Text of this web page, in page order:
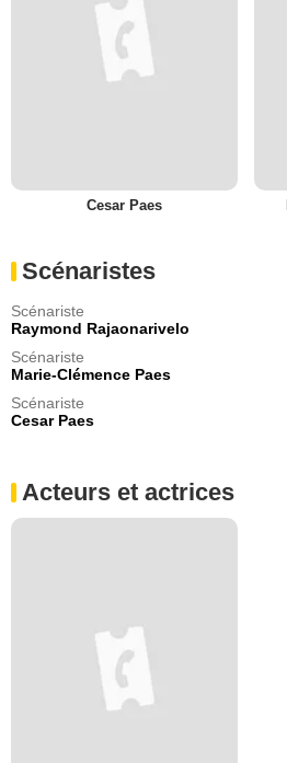
Cesar Paes
Scénaristes
Scénariste
Raymond Rajaonarivelo
Scénariste
Marie-Clémence Paes
Scénariste
Cesar Paes
Acteurs et actrices